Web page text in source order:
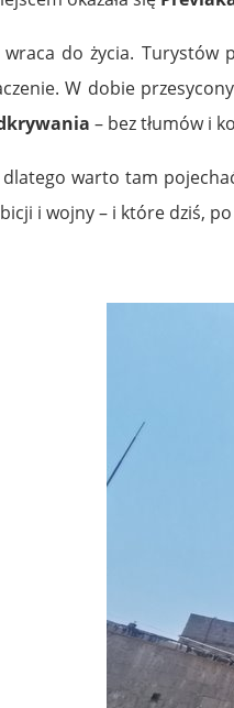
wraca do życia. Turystów
W dobie
– bez tłumów i
dlatego warto tam
i wojny – i które dziś,